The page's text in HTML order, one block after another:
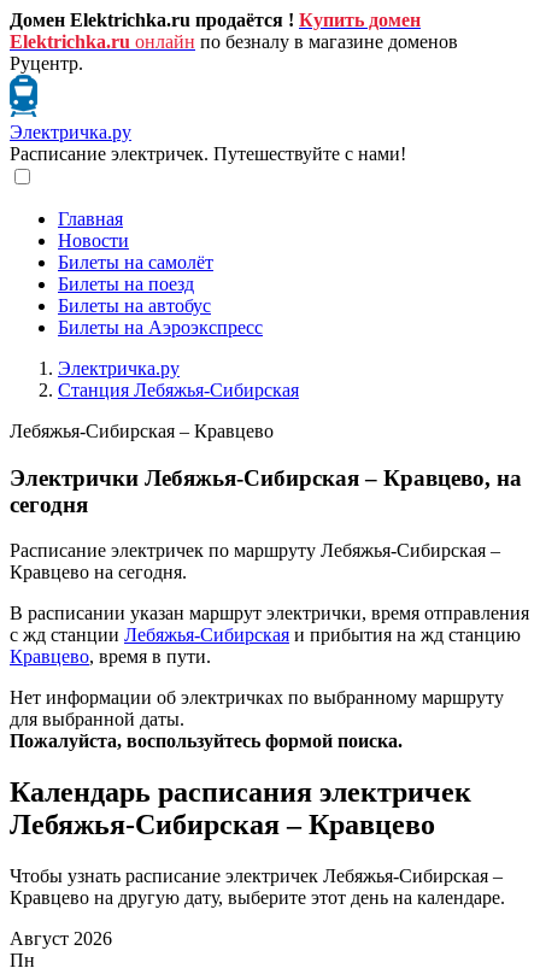
Домен Elektrichka.ru продаётся ! Купить домен
Elektrichka.ru онлайн по безналу в магазине доменов
Руцентр.
Электричка.ру
Расписание электричек. Путешествуйте с нами!
Главная
Новости
Билеты на самолёт
Билеты на поезд
Билеты на автобус
Билеты на Аэроэкспресс
Электричка.ру
Станция Лебяжья-Сибирская
Лебяжья-Сибирская – Кравцево
Электрички Лебяжья-Сибирская – Кравцево, на
сегодня
Расписание электричек по маршруту Лебяжья-Сибирская –
Кравцево на сегодня.
В расписании указан маршрут электрички, время отправления
с жд станции Лебяжья-Сибирская и прибытия на жд станцию
Кравцево, время в пути.
Нет информации об электричках по выбранному маршруту
для выбранной даты.
Пожалуйста, воспользуйтесь формой поиска.
Календарь расписания электричек
Лебяжья-Сибирская – Кравцево
Чтобы узнать расписание электричек Лебяжья-Сибирская –
Кравцево на другую дату, выберите этот день на календаре.
Август 2026
Пн